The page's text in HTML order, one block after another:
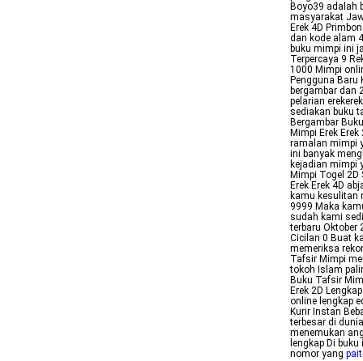
Boyo39 adalah
masyarakat
Erek 4D
dan kode alam
buku mimpi ini
Terpercaya 9
1000 Mimpi
Pengguna
bergambar dan
pelarian
sediakan buku
Bergambar
Mimpi Erek
ramalan mimpi
ini banyak
kejadian mimpi
Mimpi Togel
Erek Erek 4D
kamu kesulitan
9999 Maka
sudah kami
terbaru Oktober
Cicilan 0 Buat
memeriksa
Tafsir Mimpi
tokoh Islam
Buku Tafsir
Erek 2D
online lengkap
Kurir Instan
terbesar di
menemukan
lengkap Di
nomor yang